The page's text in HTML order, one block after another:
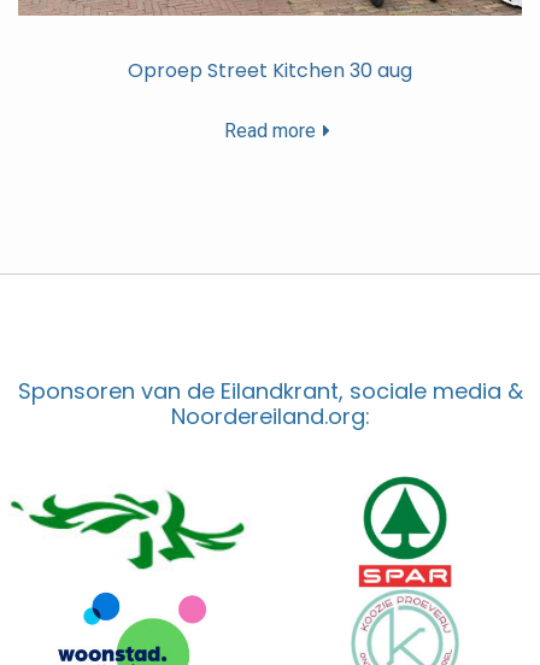
Oproep Street Kitchen 30 aug
Read more
Sponsoren van de Eilandkrant, sociale media &
Noordereiland.org: